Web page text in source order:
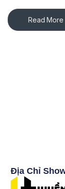
Read More
Địa Chỉ